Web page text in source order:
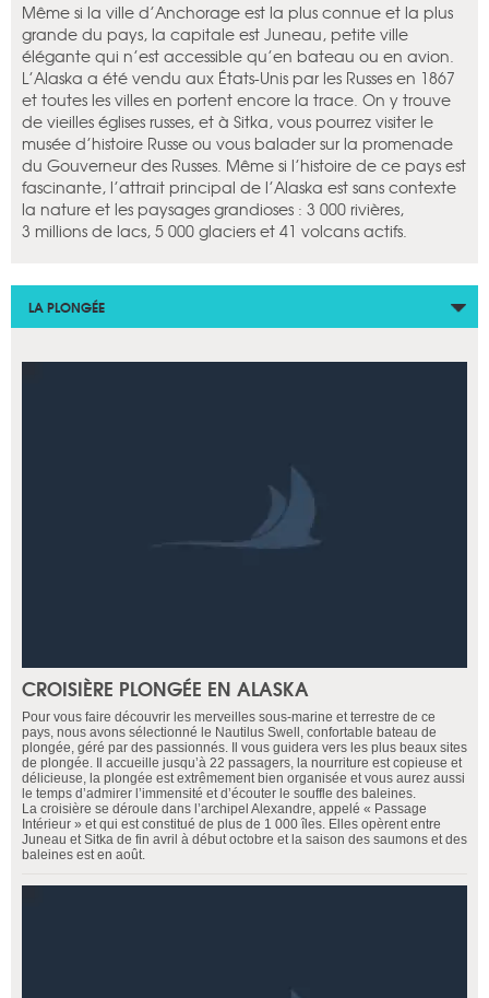
Même si la ville d’Anchorage est la plus connue et la plus
grande du pays, la capitale est Juneau, petite ville
élégante qui n’est accessible qu’en bateau ou en avion.
L’Alaska a été vendu aux États-Unis par les Russes en 1867
et toutes les villes en portent encore la trace. On y trouve
de vieilles églises russes, et à Sitka, vous pourrez visiter le
musée d’histoire Russe ou vous balader sur la promenade
du Gouverneur des Russes. Même si l’histoire de ce pays est
fascinante, l’attrait principal de l’Alaska est sans contexte
la nature et les paysages grandioses : 3 000 rivières,
3 millions de lacs, 5 000 glaciers et 41 volcans actifs.
LA PLONGÉE
CROISIÈRE PLONGÉE EN ALASKA
Pour vous faire découvrir les merveilles sous-marine et terrestre de ce
pays, nous avons sélectionné le Nautilus Swell, confortable bateau de
plongée, géré par des passionnés. Il vous guidera vers les plus beaux sites
de plongée. Il accueille jusqu’à 22 passagers, la nourriture est copieuse et
délicieuse, la plongée est extrêmement bien organisée et vous aurez aussi
le temps d’admirer l’immensité et d’écouter le souffle des baleines.
La croisière se déroule dans l’archipel Alexandre, appelé « Passage
Intérieur » et qui est constitué de plus de 1 000 îles. Elles opèrent entre
Juneau et Sitka de fin avril à début octobre et la saison des saumons et des
baleines est en août.